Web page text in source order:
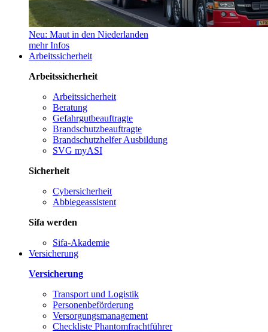
Neu: Maut in den Niederlanden
mehr Infos
Arbeitssicherheit
Arbeitssicherheit
Arbeitssicherheit
Beratung
Gefahrgutbeauftragte
Brandschutzbeauftragte
Brandschutzhelfer Ausbildung
SVG myASI
Sicherheit
Cybersicherheit
Abbiegeassistent
Sifa werden
Sifa-Akademie
Versicherung
Versicherung
Transport und Logistik
Personenbeförderung
Versorgungsmanagement
Checkliste Phantomfrachtführer